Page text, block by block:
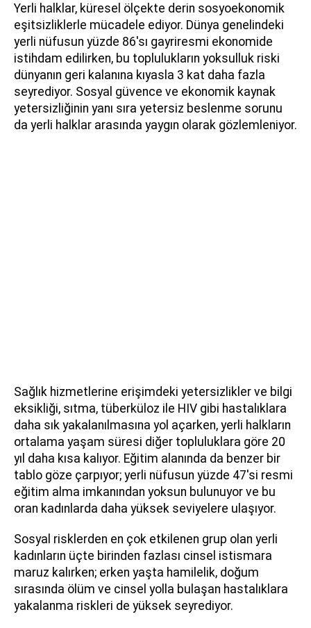
Yerli halklar, küresel ölçekte derin sosyoekonomik
eşitsizliklerle mücadele ediyor. Dünya genelindeki
yerli nüfusun yüzde 86'sı gayriresmi ekonomide
istihdam edilirken, bu toplulukların yoksulluk riski
dünyanın geri kalanına kıyasla 3 kat daha fazla
seyrediyor. Sosyal güvence ve ekonomik kaynak
yetersizliğinin yanı sıra yetersiz beslenme sorunu
da yerli halklar arasında yaygın olarak gözlemleniyor.
Sağlık hizmetlerine erişimdeki yetersizlikler ve bilgi
eksikliği, sıtma, tüberküloz ile HIV gibi hastalıklara
daha sık yakalanılmasına yol açarken, yerli halkların
ortalama yaşam süresi diğer topluluklara göre 20
yıl daha kısa kalıyor. Eğitim alanında da benzer bir
tablo göze çarpıyor; yerli nüfusun yüzde 47'si resmi
eğitim alma imkanından yoksun bulunuyor ve bu
oran kadınlarda daha yüksek seviyelere ulaşıyor.
Sosyal risklerden en çok etkilenen grup olan yerli
kadınların üçte birinden fazlası cinsel istismara
maruz kalırken; erken yaşta hamilelik, doğum
sırasında ölüm ve cinsel yolla bulaşan hastalıklara
yakalanma riskleri de yüksek seyrediyor.